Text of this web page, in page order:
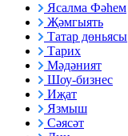
Ясалма Фәһем
Җәмгыять
Татар дөньясы
Тарих
Мәдәният
Шоу-бизнес
Иҗат
Язмыш
Сәясәт